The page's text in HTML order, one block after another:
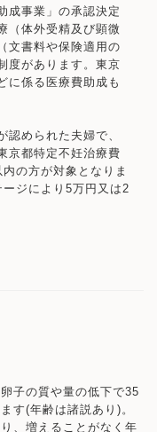
成事業」の承認決定
（体外受精及び顕微
文書料や保険適用の
度があります。東京
に係る医療費助成も
認められた夫婦で、
京都特定不妊治療費
の方が対象となりま
ジにより5万円又は2
子の質や量の低下で35
す(年齢は諸説あり)。
、増えることがなく年